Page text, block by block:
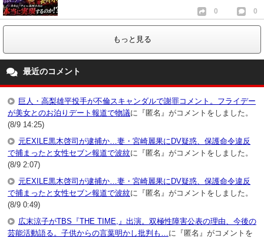
0 0
もっと見る
最近のコメント
巨人・高梨雄平投手が不倫スキャンダルで謝罪コメント。フライデー
が美女とのお泊りデート報道で物議に『匿名』がコメントをしました。
(8/9 14:25)
元EXILE黒木啓司が逮捕か…妻・宮崎麗果にDV疑惑、保護命令違反
で捕まったと女性セブン報道で波紋に『匿名』がコメントをしました。
(8/9 2:07)
元EXILE黒木啓司が逮捕か…妻・宮崎麗果にDV疑惑、保護命令違反
で捕まったと女性セブン報道で波紋に『匿名』がコメントをしました。
(8/9 0:49)
広末涼子がTBS『THE TIME,』出演。双極性障害公表の理由、今後の
芸能活動語る。子供からの言葉明かし批判も… に『匿名』がコメントを